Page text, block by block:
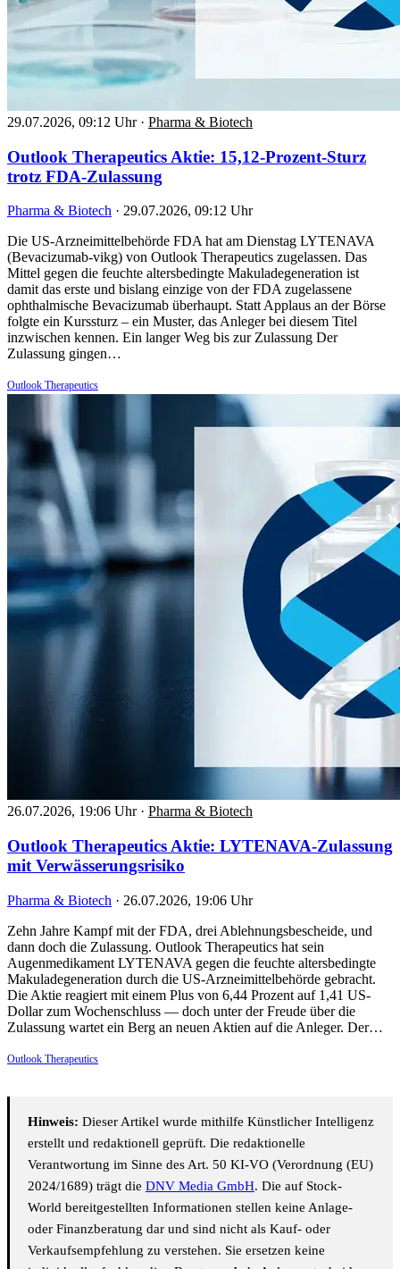
29.07.2026, 09:12 Uhr · Pharma & Biotech
Outlook Therapeutics Aktie: 15,12-Prozent-Sturz
trotz FDA-Zulassung
Pharma & Biotech · 29.07.2026, 09:12 Uhr
Die US-Arzneimittelbehörde FDA hat am Dienstag LYTENAVA
(Bevacizumab-vikg) von Outlook Therapeutics zugelassen. Das
Mittel gegen die feuchte altersbedingte Makuladegeneration ist
damit das erste und bislang einzige von der FDA zugelassene
ophthalmische Bevacizumab überhaupt. Statt Applaus an der Börse
folgte ein Kurssturz – ein Muster, das Anleger bei diesem Titel
inzwischen kennen. Ein langer Weg bis zur Zulassung Der
Zulassung gingen…
Outlook Therapeutics
26.07.2026, 19:06 Uhr · Pharma & Biotech
Outlook Therapeutics Aktie: LYTENAVA-Zulassung
mit Verwässerungsrisiko
Pharma & Biotech · 26.07.2026, 19:06 Uhr
Zehn Jahre Kampf mit der FDA, drei Ablehnungsbescheide, und
dann doch die Zulassung. Outlook Therapeutics hat sein
Augenmedikament LYTENAVA gegen die feuchte altersbedingte
Makuladegeneration durch die US-Arzneimittelbehörde gebracht.
Die Aktie reagiert mit einem Plus von 6,44 Prozent auf 1,41 US-
Dollar zum Wochenschluss — doch unter der Freude über die
Zulassung wartet ein Berg an neuen Aktien auf die Anleger. Der…
Outlook Therapeutics
Hinweis: Dieser Artikel wurde mithilfe Künstlicher Intelligenz
erstellt und redaktionell geprüft. Die redaktionelle
Verantwortung im Sinne des Art. 50 KI-VO (Verordnung (EU)
2024/1689) trägt die DNV Media GmbH. Die auf Stock-
World bereitgestellten Informationen stellen keine Anlage-
oder Finanzberatung dar und sind nicht als Kauf- oder
Verkaufsempfehlung zu verstehen. Sie ersetzen keine